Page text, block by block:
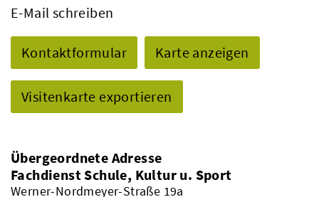
E-Mail schreiben
Kontaktformular Karte anzeigen
Visitenkarte exportieren
Übergeordnete Adresse
Fachdienst Schule, Kultur u. Sport
Werner-Nordmeyer-Straße 19a